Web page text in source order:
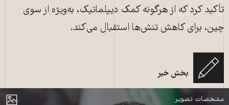
تأکید کرد که از هرگونه کمک دیپلماتیک، به‌ویژه از سوی
چین، برای کاهش تنش‌ها استقبال می‌کند.
بخش خبر
نمایش
مشخصات تصویر
عکس از خبرگزاری فرانسه